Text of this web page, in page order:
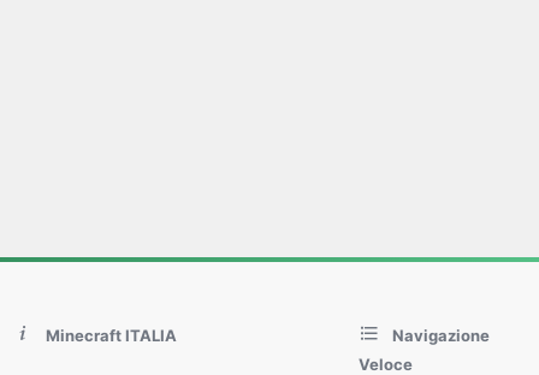
Minecraft ITALIA
Navigazione
Veloce